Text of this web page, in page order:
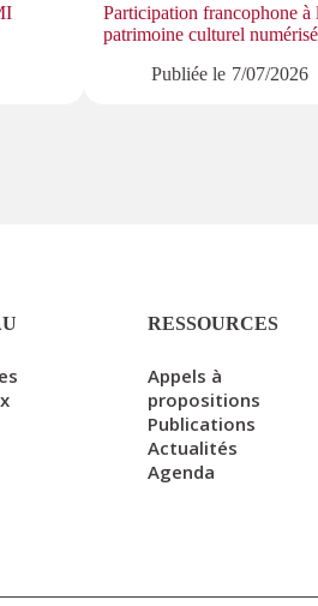
Participation francophone à
patrimoine culturel numérisé
Publiée le 7/07/2026
RESSOURCES
Appels à
propositions
Publications
Actualités
Agenda